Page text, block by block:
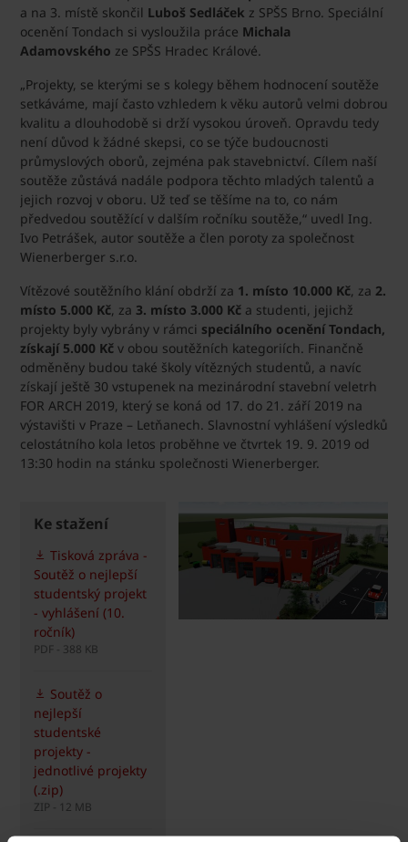
a na 3. místě skončil Luboš Sedláček z SPŠS Brno. Speciální
ocenění Tondach si vysloužila práce Michala
Adamovského ze SPŠS Hradec Králové.
„Projekty, se kterými se s kolegy během hodnocení soutěže
setkáváme, mají často vzhledem k věku autorů velmi dobrou
kvalitu a dlouhodobě si drží vysokou úroveň. Opravdu tedy
není důvod k žádné skepsi, co se týče budoucnosti
průmyslových oborů, zejména pak stavebnictví. Cílem naší
soutěže zůstává nadále podpora těchto mladých talentů a
jejich rozvoj v oboru. Už teď se těšíme na to, co nám
předvedou soutěžící v dalším ročníku soutěže,“ uvedl Ing.
Ivo Petrášek, autor soutěže a člen poroty za společnost
Wienerberger s.r.o.
Vítězové soutěžního klání obdrží za 1. místo 10.000 Kč, za 2.
místo 5.000 Kč, za 3. místo 3.000 Kč a studenti, jejichž
projekty byly vybrány v rámci speciálního ocenění Tondach,
získají 5.000 Kč v obou soutěžních kategoriích. Finančně
odměněny budou také školy vítězných studentů, a navíc
získají ještě 30 vstupenek na mezinárodní stavební veletrh
FOR ARCH 2019, který se koná od 17. do 21. září 2019 na
výstavišti v Praze – Letňanech. Slavnostní vyhlášení výsledků
celostátního kola letos proběhne ve čtvrtek 19. 9. 2019 od
13:30 hodin na stánku společnosti Wienerberger.
Ke stažení
Tisková zpráva -
Soutěž o nejlepší
studentský projekt
- vyhlášení (10.
ročník)
PDF - 388 KB
Soutěž o
nejlepší
studentské
projekty -
jednotlivé projekty
(.zip)
ZIP - 12 MB